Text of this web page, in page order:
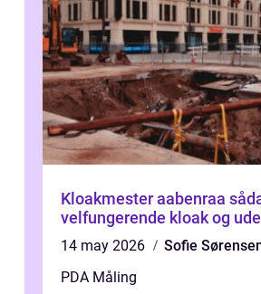
Kloakmester aabenraa sådan sikrer du
velfungerende kloak og
14 may 2026
Sofie
PDA Måling